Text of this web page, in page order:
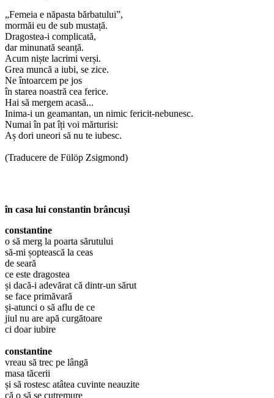
„Femeia e năpasta bărbatului”,
mormăi eu de sub mustață.
Dragostea-i complicată,
dar minunată seanță.
Acum niște lacrimi verși.
Grea muncă a iubi, se zice.
Ne întoarcem pe jos
în starea noastră cea ferice.
Hai să mergem acasă...
Inima-i un geamantan, un nimic fericit-nebunesc.
Numai în pat îți voi mărturisi:
Aș dori uneori să nu te iubesc.
(Traducere de Fülöp Zsigmond)
în casa lui constantin brâncuși
constantine
o să merg la poarta sărutului
să-mi șoptească la ceas
de seară
ce este dragostea
și dacă-i adevărat că dintr-un sărut
se face primăvară
și-atunci o să aflu de ce
jiul nu are apă curgătoare
ci doar iubire
constantine
vreau să trec pe lângă
masa tăcerii
și să rostesc atâtea cuvinte neauzite
că o să se cutremure